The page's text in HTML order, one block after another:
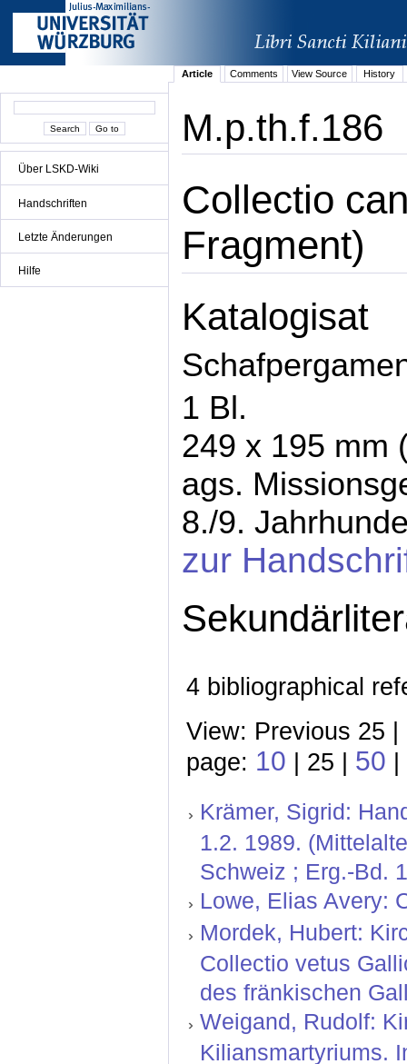
Über LSKD-Wiki
Handschriften
Letzte Änderungen
Hilfe
Article Comments View Source History
M.p.th.f.186
Collectio
Fragment)
Katalogisat
1 Bl.
249 x 195 mm
ags.
8./9.
zur
4 bibliographical
View: Previous 25
page: 10 | 25 | 50 |
Krämer, Sigrid:
1.2. 1989.
Schweiz ; Erg.-Bd.
Lowe, Elias Avery:
Mordek, Hubert:
Collectio vetus
des fränkischen
Weigand, Rudolf:
Kiliansmartyriums.